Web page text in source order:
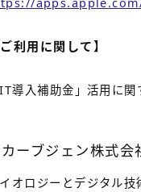
ご利用に関して】
IT導入補助金」活用に
カーブジェン株式会
オロジーとデジタル